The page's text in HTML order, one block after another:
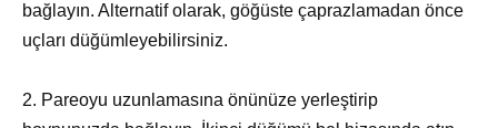
bağlayın. Alternatif olarak, göğüste çaprazlamadan önce
uçları düğümleyebilirsiniz.
2. Pareoyu uzunlamasına önünüze yerleştirip